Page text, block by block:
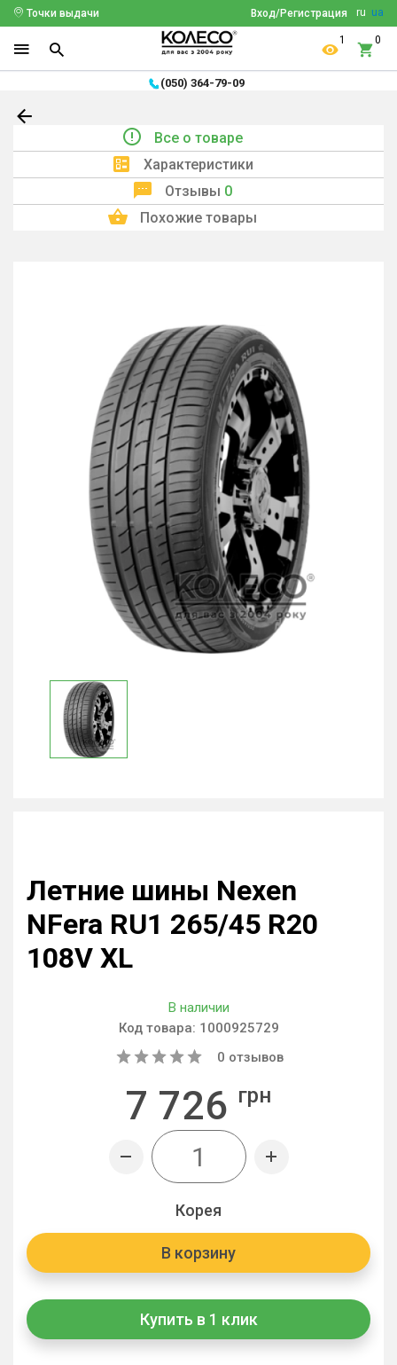
ru ua
Вход/Регистрация
Точки выдачи
1 0
(050) 364-79-09
Все о товаре
Характеристики
Отзывы 0
Похожие товары
Летние шины Nexen
NFera RU1 265/45 R20
108V XL
В наличии
Код товара: 1000925729
0 отзывов
7 726 грн
Корея
В корзину
Купить в 1 клик